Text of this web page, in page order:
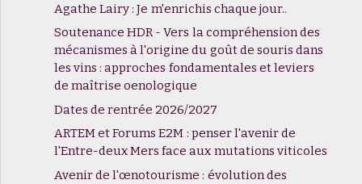
Agathe Lairy : Je m'enrichis chaque jour..
Soutenance HDR - Vers la compréhension des
mécanismes à l'origine du goût de souris dans
les vins : approches fondamentales et leviers
de maîtrise oenologique
Dates de rentrée 2026/2027
ARTEM et Forums E2M : penser l'avenir de
l'Entre-deux Mers face aux mutations viticoles
Avenir de l'œnotourisme : évolution des